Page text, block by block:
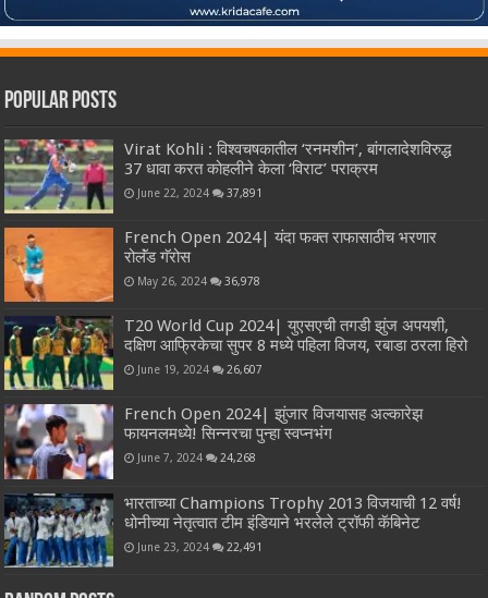
Popular Posts
Virat Kohli : विश्वचषकातील ‘रनमशीन’, बांगलादेशविरुद्ध
37 धावा करत कोहलीने केला ‘विराट’ पराक्रम
June 22, 2024 37,891
French Open 2024| यंदा फक्त राफासाठीच भरणार
रोलॅंड गॅरोस
May 26, 2024 36,978
T20 World Cup 2024| युएसएची तगडी झुंज अपयशी,
दक्षिण आफ्रिकेचा सुपर 8 मध्ये पहिला विजय, रबाडा ठरला हिरो
June 19, 2024 26,607
French Open 2024| झुंजार विजयासह अल्कारेझ
फायनलमध्ये! सिन्नरचा पुन्हा स्वप्नभंग
June 7, 2024 24,268
भारताच्या Champions Trophy 2013 विजयाची 12 वर्ष!
धोनीच्या नेतृत्वात टीम इंडियाने भरलेले ट्रॉफी कॅबिनेट
June 23, 2024 22,491